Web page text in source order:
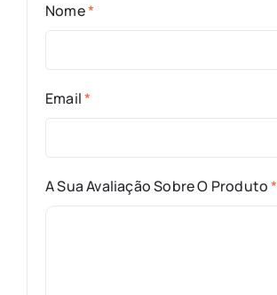
A Sua Avaliação Sobre O Produto*
Nome*
Email*